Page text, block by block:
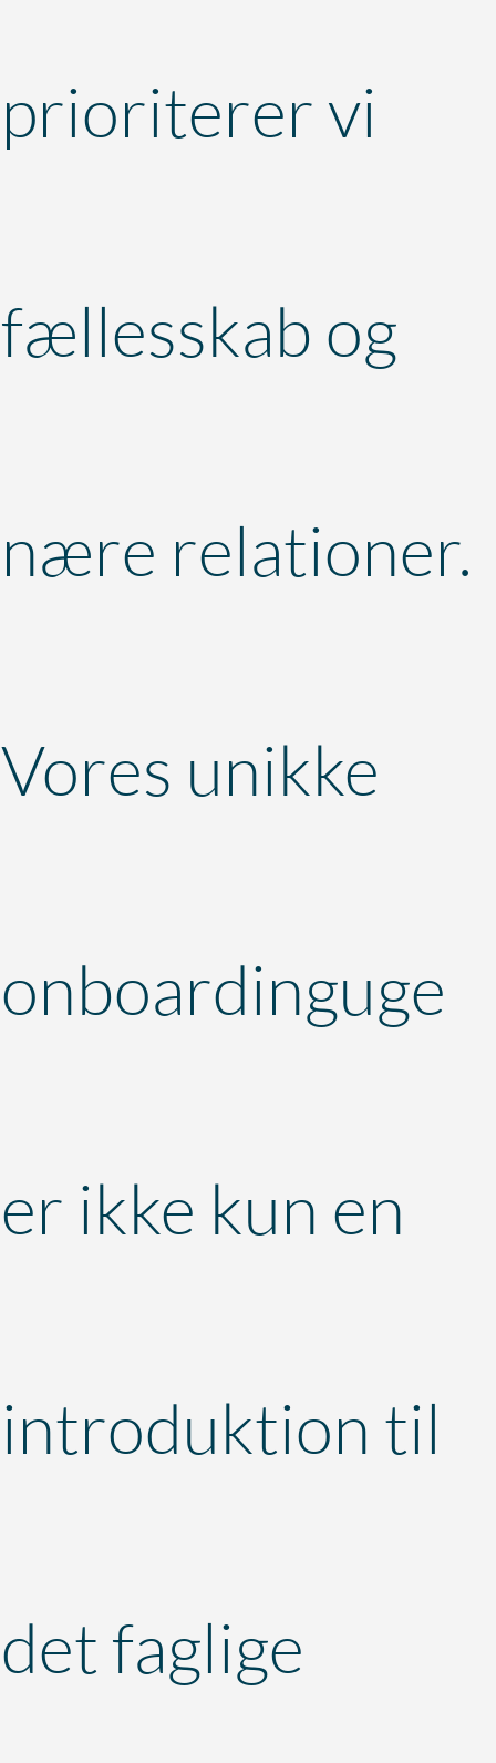
prioriterer vi
fællesskab og
nære relationer.
Vores unikke
onboardinguge
er ikke kun en
introduktion til
det faglige